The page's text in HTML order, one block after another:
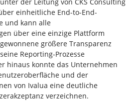
einheitliche End-to-End-
und kann alle
über eine einzige Plattform
größere Transparenz
Reporting-Prozesse
hinaus konnte das Unternehmen
und der
von Ivalua eine deutliche
verzeichnen.